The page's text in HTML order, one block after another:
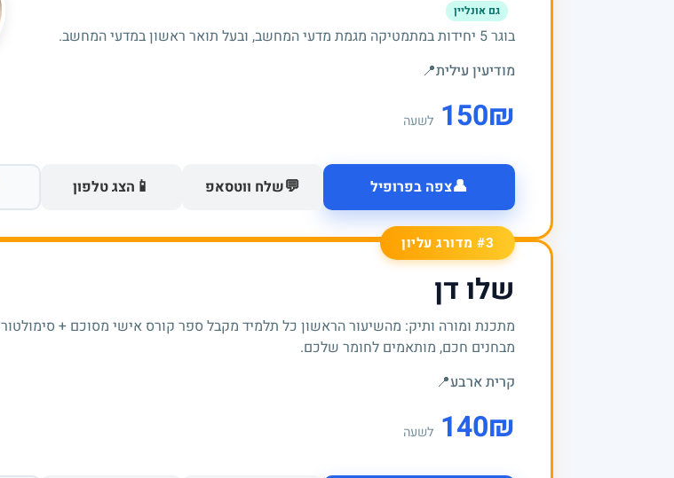
גם אונליין
בוגר 5 יחידות במתמטיקה מגמת מדעי המחשב, ובעל תואר ראשון במדעי המחשב.
מודיעין עילית📍
₪
150 לשעה
👤צפה בפרופיל 💬שלח ווטסאפ 📱 הצג טלפון
#3 מדורג עליון
שלו דן
מתכנת ומורה ותיק: מהשיעור הראשון כל תלמיד מקבל ספר קורס אישי מסוכם + סימולטור
מבחנים חכם, מותאמים לחומר שלכם.
קרית ארבע📍
₪
140 לשעה